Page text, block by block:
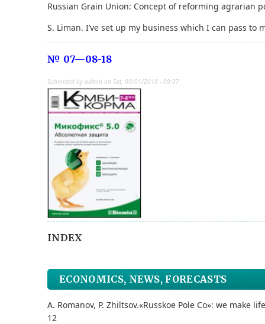
Russian Grain Union: Concept of reforming agrarian
S. Liman. I’ve set up my business which I can pass to
№ 07—08-18
Submitted by admin on Sat, 09/01/2018 - 09:07
INDEX
ECONOMICS, NEWS, FORECASTS
A. Romanov, P. Zhiltsov.«Russkoe Pole Co»: we make
12